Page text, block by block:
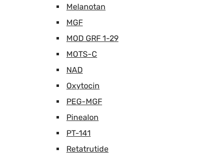
Melanotan
MGF
MOD GRF 1-29
MOTS-C
NAD
Oxytocin
PEG-MGF
Pinealon
PT-141
Retatrutide